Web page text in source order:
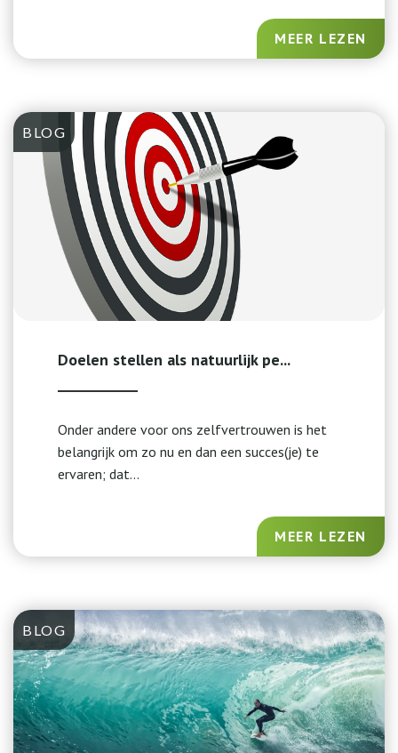
MEER LEZEN
BLOG
Doelen stellen als natuurlijk pe...
Onder andere voor ons zelfvertrouwen is het
belangrijk om zo nu en dan een succes(je) te
ervaren; dat...
MEER LEZEN
BLOG